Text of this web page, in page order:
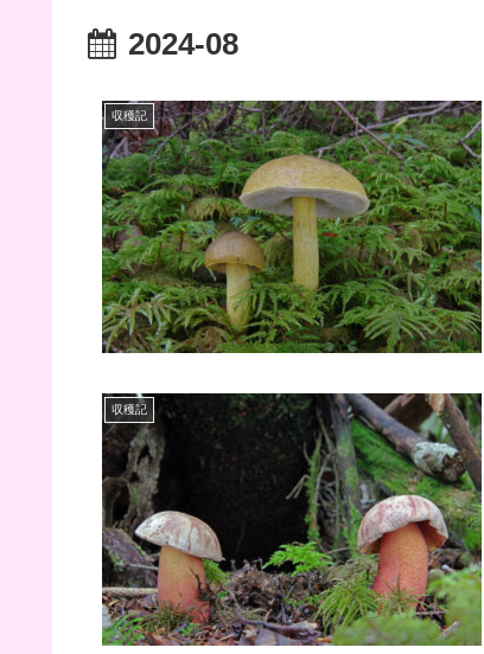
2024-08
収穫記
収穫記